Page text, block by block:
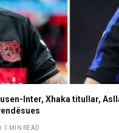
Inter, Xhaka titullar,
1 MIN READ